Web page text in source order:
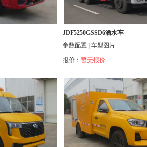
JDF5250GSSD6洒水车
参数配置 车型图片
报价： 暂无报价